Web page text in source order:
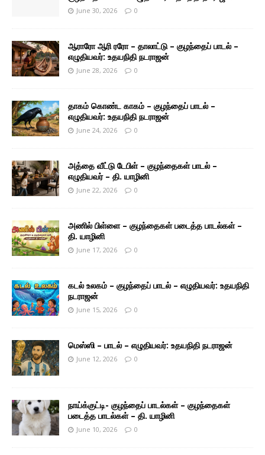
June 30, 2026 0
ஆராரோ ஆரி ரரோ – தாலாட்டு – குழந்தைப் பாடல் –
எழுதியவர்: உதயநிதி நடராஜன்
June 28, 2026 0
தாகம் கொண்ட காகம் – குழந்தைப் பாடல் –
எழுதியவர்: உதயநிதி நடராஜன்
June 24, 2026 0
அத்தை வீட்டு டேபிள் – குழந்தைகள் பாடல் –
எழுதியவர் – தி. யாழினி
June 22, 2026 0
அணில் பிள்ளை – குழந்தைகள் படைத்த பாடல்கள் –
தி. யாழினி
June 17, 2026 0
கடல் உலகம் – குழந்தைப் பாடல் – எழுதியவர்: உதயநிதி
நடராஜன்
June 15, 2026 0
மெஸ்ஸி – பாடல் – எழுதியவர்: உதயநிதி நடராஜன்
June 12, 2026 0
நாய்க்குட்டி- குழந்தைப் பாடல்கள் – குழந்தைகள்
படைத்த பாடல்கள் – தி. யாழினி
June 10, 2026 0